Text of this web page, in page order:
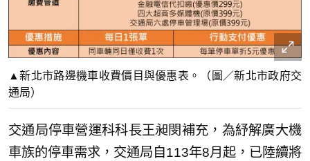
▲新北市路邊機車收費價目與優惠表。（圖／新北市政府交
通局）
交通局停車營運科科長王昶閔補充，為紓解廣大機
車族的停車需求，交通局自113年8月起，已陸續將